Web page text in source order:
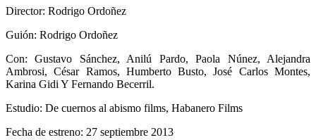
Director: Rodrigo Ordoñez
Guión: Rodrigo Ordoñez
Con: Gustavo Sánchez, Anilú Pardo, Paola Núnez, Alejandra
Ambrosi, César Ramos, Humberto Busto, José Carlos Montes,
Karina Gidi Y Fernando Becerril.
Estudio: De cuernos al abismo films, Habanero Films
Fecha de estreno: 27 septiembre 2013